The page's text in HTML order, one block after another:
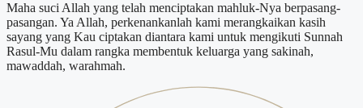
Maha suci Allah yang telah menciptakan mahluk-Nya berpasang-
pasangan. Ya Allah, perkenankanlah kami merangkaikan kasih
sayang yang Kau ciptakan diantara kami untuk mengikuti Sunnah
Rasul-Mu dalam rangka membentuk keluarga yang sakinah,
mawaddah, warahmah.